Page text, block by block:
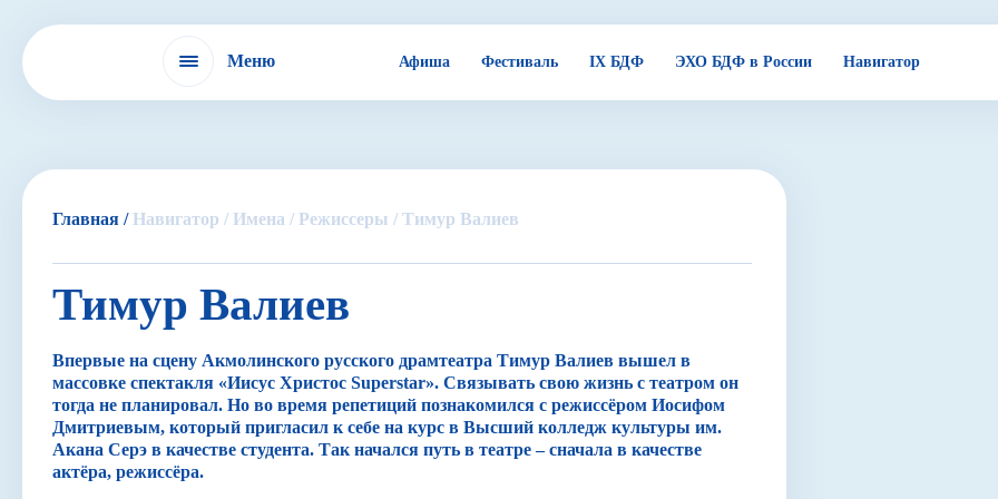
Фестиваль
IX БДФ
ЭХО БДФ в России
ЭХО БДФ в мире
Меню Афиша Фестиваль IX БДФ ЭХО БДФ в России Навигатор
Главная / Навигатор / Имена / Режиссеры / Тимур Валиев
Тимур Валиев
Впервые на сцену Акмолинского русского драмтеатра Тимур Валиев вышел в
массовке спектакля «Иисус Христос Superstar». Связывать свою жизнь с театром он
тогда не планировал. Но во время репетиций познакомился с режиссёром Иосифом
Дмитриевым, который пригласил к себе на курс в Высший колледж культуры им.
Акана Серэ в качестве студента. Так начался путь в театре – сначала в качестве
актёра, режиссёра.